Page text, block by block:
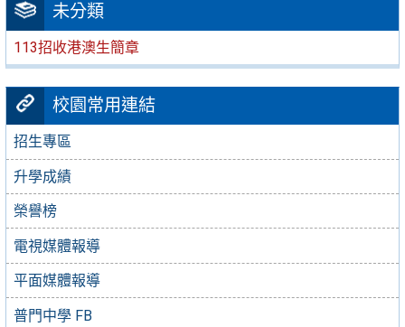
未分類
113招收港澳生簡章
校園常用連結
招生專區
升學成績
榮譽榜
電視媒體報導
平面媒體報導
普門中學 FB